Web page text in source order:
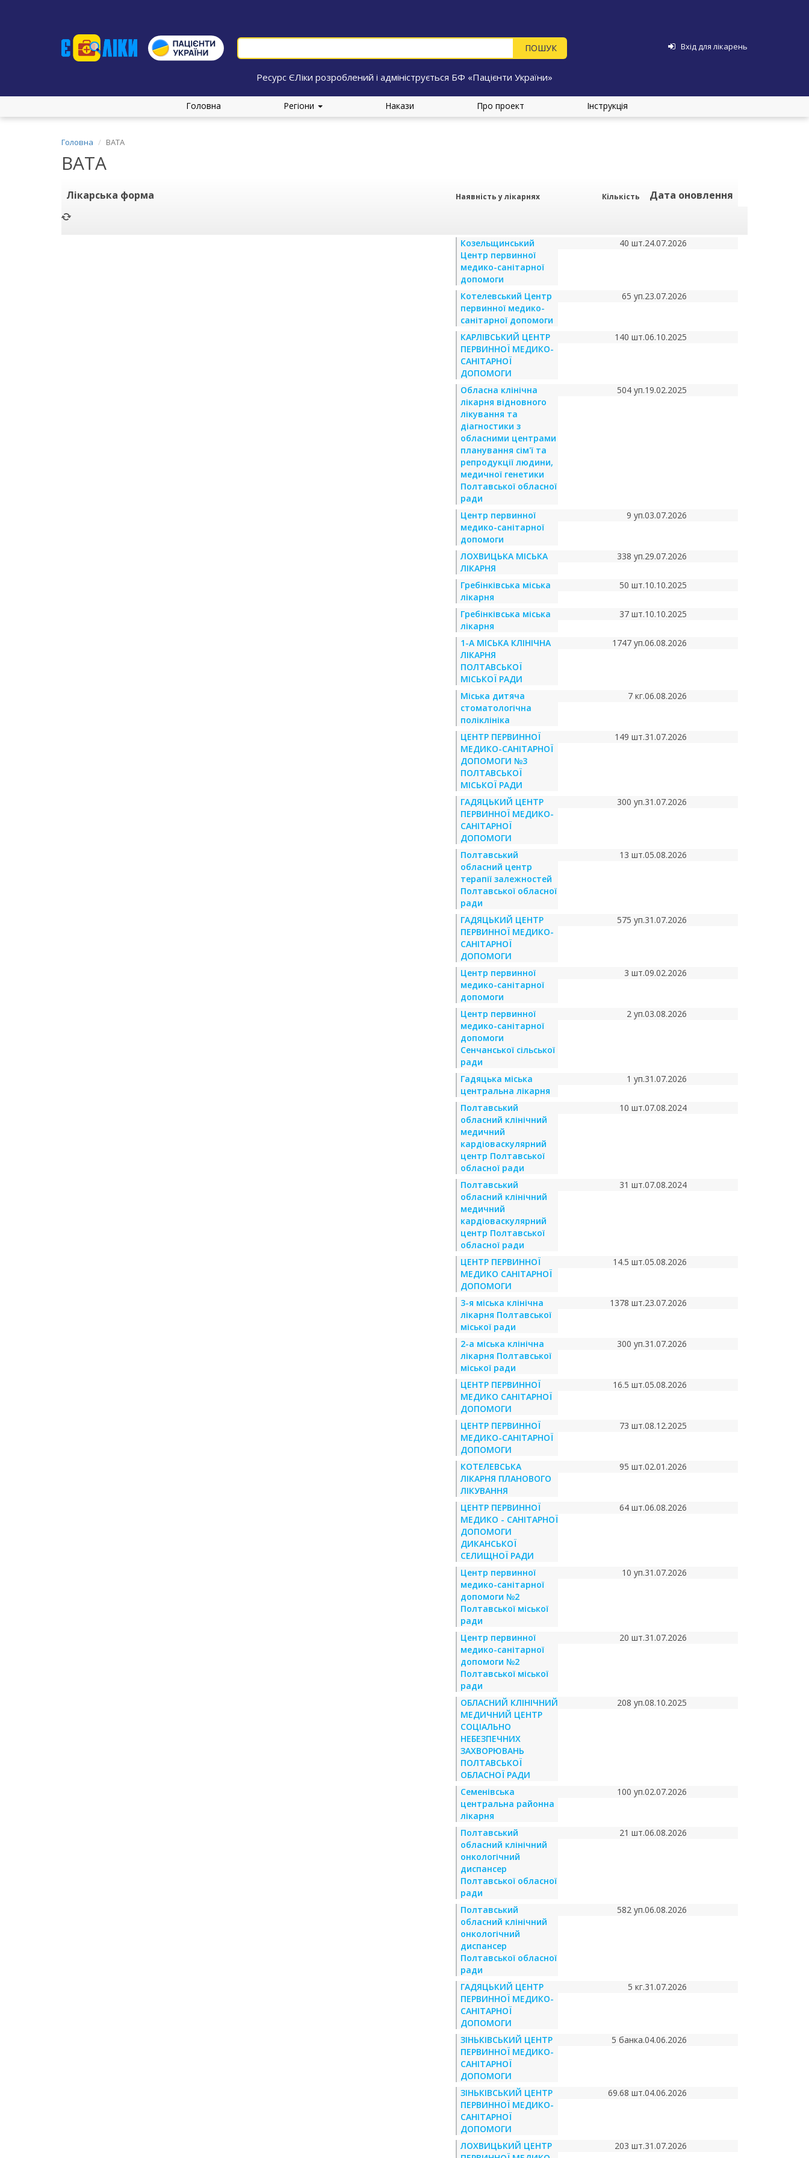
Вхід для лікарень
Ресурс ЄЛіки розроблений і адмініструється БФ «Пацієнти України»
Головна Регіони Накази Про проект Інструкція
Головна ВАТА
ВАТА
Лікарська форма Наявність у лікарнях Кількість Дата оновлення
Козельщинський
Центр первинної
медико-санітарної
допомоги
40 шт.24.07.2026
Котелевський Центр
первинної медико-
санітарної допомоги
65 уп.23.07.2026
КАРЛІВСЬКИЙ ЦЕНТР
ПЕРВИННОЇ МЕДИКО-
САНІТАРНОЇ
ДОПОМОГИ
140 шт.06.10.2025
Обласна клінічна
лікарня відновного
лікування та
діагностики з
обласними центрами
планування сім'ї та
репродукції людини,
медичної генетики
Полтавської обласної
ради
504 уп.19.02.2025
Центр первинної
медико-санітарної
допомоги
9 уп.03.07.2026
ЛОХВИЦЬКА МІСЬКА
ЛІКАРНЯ
338 уп.29.07.2026
Гребінківська міська
лікарня
50 шт.10.10.2025
Гребінківська міська
лікарня
37 шт.10.10.2025
1-А МІСЬКА КЛІНІЧНА
ЛІКАРНЯ
ПОЛТАВСЬКОЇ
МІСЬКОЇ РАДИ
1747 уп.06.08.2026
Міська дитяча
стоматологічна
поліклініка
7 кг.06.08.2026
ЦЕНТР ПЕРВИННОЇ
МЕДИКО-САНІТАРНОЇ
ДОПОМОГИ №3
ПОЛТАВСЬКОЇ
МІСЬКОЇ РАДИ
149 шт.31.07.2026
ГАДЯЦЬКИЙ ЦЕНТР
ПЕРВИННОЇ МЕДИКО-
САНІТАРНОЇ
ДОПОМОГИ
300 уп.31.07.2026
Полтавський
обласний центр
терапії залежностей
Полтавської обласної
ради
13 шт.05.08.2026
ГАДЯЦЬКИЙ ЦЕНТР
ПЕРВИННОЇ МЕДИКО-
САНІТАРНОЇ
ДОПОМОГИ
575 уп.31.07.2026
Центр первинної
медико-санітарної
допомоги
3 шт.09.02.2026
Центр первинної
медико-санітарної
допомоги
Сенчанської сільської
ради
2 уп.03.08.2026
Гадяцька міська
центральна лікарня
1 уп.31.07.2026
Полтавський
обласний клінічний
медичний
кардіоваскулярний
центр Полтавської
обласної ради
10 шт.07.08.2024
Полтавський
обласний клінічний
медичний
кардіоваскулярний
центр Полтавської
обласної ради
31 шт.07.08.2024
ЦЕНТР ПЕРВИННОЇ
МЕДИКО САНІТАРНОЇ
ДОПОМОГИ
14.5 шт.05.08.2026
3-я міська клінічна
лікарня Полтавської
міської ради
1378 шт.23.07.2026
2-а міська клінічна
лікарня Полтавської
міської ради
300 уп.31.07.2026
ЦЕНТР ПЕРВИННОЇ
МЕДИКО САНІТАРНОЇ
ДОПОМОГИ
16.5 шт.05.08.2026
ЦЕНТР ПЕРВИННОЇ
МЕДИКО-САНІТАРНОЇ
ДОПОМОГИ
73 шт.08.12.2025
КОТЕЛЕВСЬКА
ЛІКАРНЯ ПЛАНОВОГО
ЛІКУВАННЯ
95 шт.02.01.2026
ЦЕНТР ПЕРВИННОЇ
МЕДИКО - САНІТАРНОЇ
ДОПОМОГИ
ДИКАНСЬКОЇ
СЕЛИЩНОЇ РАДИ
64 шт.06.08.2026
Центр первинної
медико-санітарної
допомоги №2
Полтавської міської
ради
10 уп.31.07.2026
Центр первинної
медико-санітарної
допомоги №2
Полтавської міської
ради
20 шт.31.07.2026
ОБЛАСНИЙ КЛІНІЧНИЙ
МЕДИЧНИЙ ЦЕНТР
СОЦІАЛЬНО
НЕБЕЗПЕЧНИХ
ЗАХВОРЮВАНЬ
ПОЛТАВСЬКОЇ
ОБЛАСНОЇ РАДИ
208 уп.08.10.2025
Семенівська
центральна районна
лікарня
100 уп.02.07.2026
Полтавський
обласний клінічний
онкологічний
диспансер
Полтавської обласної
ради
21 шт.06.08.2026
Полтавський
обласний клінічний
онкологічний
диспансер
Полтавської обласної
ради
582 уп.06.08.2026
ГАДЯЦЬКИЙ ЦЕНТР
ПЕРВИННОЇ МЕДИКО-
САНІТАРНОЇ
ДОПОМОГИ
5 кг.31.07.2026
ЗІНЬКІВСЬКИЙ ЦЕНТР
ПЕРВИННОЇ МЕДИКО-
САНІТАРНОЇ
ДОПОМОГИ
5 банка.04.06.2026
ЗІНЬКІВСЬКИЙ ЦЕНТР
ПЕРВИННОЇ МЕДИКО-
САНІТАРНОЇ
ДОПОМОГИ
69.68 шт.04.06.2026
ЛОХВИЦЬКИЙ ЦЕНТР
203 шт.31.07.2026